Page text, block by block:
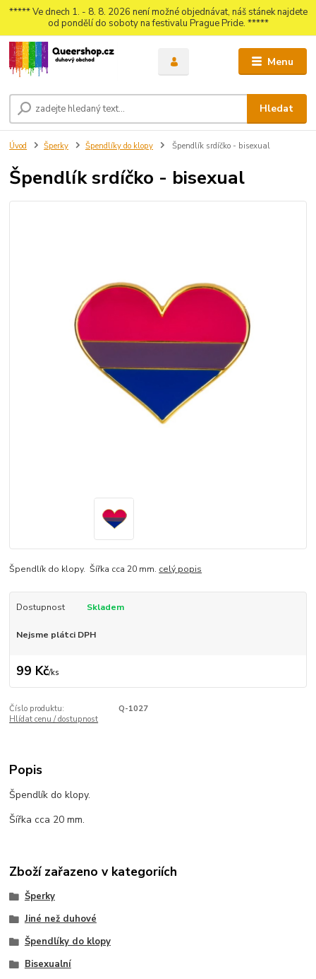
***** Ve dnech 1. - 8. 8. 2026 není možné objednávat, náš stánek najdete
od pondělí do soboty na festivalu Prague Pride. *****
Menu
Hledat
Úvod Šperky Špendlíky do klopy Špendlík srdíčko - bisexual
Špendlík srdíčko - bisexual
Špendlík do klopy. Šířka cca 20 mm. celý popis
Dostupnost Skladem
Nejsme plátci DPH
99 Kč/ks
Číslo produktu:
Q-1027
Hlídat cenu / dostupnost
Popis
Špendlík do klopy.
Šířka cca 20 mm.
Zboží zařazeno v kategoriích
Šperky
Jiné než duhové
Špendlíky do klopy
Bisexualní